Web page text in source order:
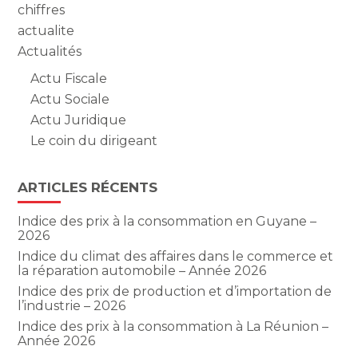
chiffres
actualite
Actualités
Actu Fiscale
Actu Sociale
Actu Juridique
Le coin du dirigeant
ARTICLES RÉCENTS
Indice des prix à la consommation en Guyane –
2026
Indice du climat des affaires dans le commerce et
la réparation automobile – Année 2026
Indice des prix de production et d’importation de
l’industrie – 2026
Indice des prix à la consommation à La Réunion –
Année 2026